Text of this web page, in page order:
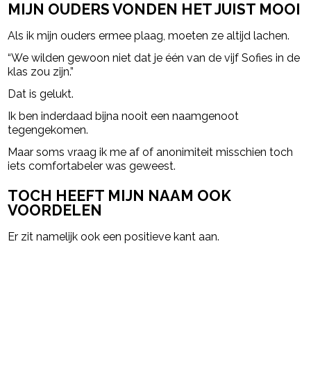
MIJN OUDERS VONDEN HET JUIST MOOI
Als ik mijn ouders ermee plaag, moeten ze altijd lachen.
“We wilden gewoon niet dat je één van de vijf Sofies in de
klas zou zijn.”
Dat is gelukt.
Ik ben inderdaad bijna nooit een naamgenoot
tegengekomen.
Maar soms vraag ik me af of anonimiteit misschien toch
iets comfortabeler was geweest.
TOCH HEEFT MIJN NAAM OOK
VOORDELEN
Er zit namelijk ook een positieve kant aan.